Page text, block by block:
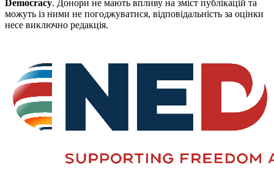
Democracy. Донори не мають впливу на зміст публікацій та
можуть із ними не погоджуватися, відповідальність за оцінки
несе виключно редакція.